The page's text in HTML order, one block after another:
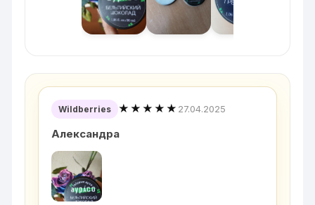
Wildberries ★★★★★ 27.04.2025
Александра